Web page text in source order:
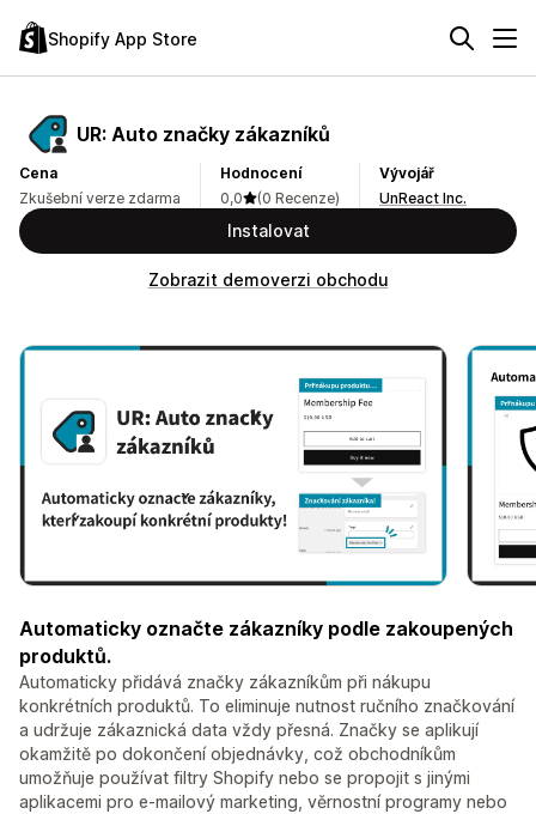
Shopify App Store
UR: Auto značky zákazníků
Cena
Zkušební verze zdarma
Hodnocení
0,0
(0 Recenze)
Vývojář
UnReact Inc.
Instalovat
Zobrazit demoverzi obchodu
Automaticky označte zákazníky podle zakoupených
produktů.
Automaticky přidává značky zákazníkům při nákupu
konkrétních produktů. To eliminuje nutnost ručního značkování
a udržuje zákaznická data vždy přesná. Značky se aplikují
okamžitě po dokončení objednávky, což obchodníkům
umožňuje používat filtry Shopify nebo se propojit s jinými
aplikacemi pro e-mailový marketing, věrnostní programy nebo